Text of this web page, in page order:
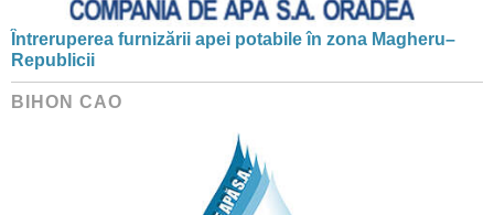
Întreruperea furnizării apei potabile în zona Magheru–
Republicii
BIHON CAO